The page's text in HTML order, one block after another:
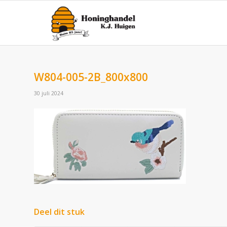
W804-005-2B_800x800
30 juli 2024
Deel dit stuk